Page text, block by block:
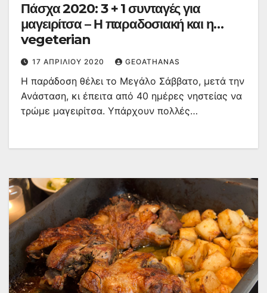
Πάσχα 2020: 3 + 1 συνταγές για
μαγειρίτσα – Η παραδοσιακή και η…
vegeterian
17 ΑΠΡΙΛΊΟΥ 2020 GEOATHANAS
Η παράδοση θέλει το Μεγάλο Σάββατο, μετά την
Ανάσταση, κι έπειτα από 40 ημέρες νηστείας να
τρώμε μαγειρίτσα. Υπάρχουν πολλές…